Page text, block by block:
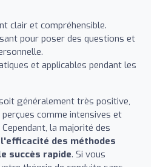
clair et compréhensible.
pour poser des questions et
et applicables pendant les
généralement très positive,
comme intensives et
la majorité des
l'efficacité des méthodes
succès rapide. Si vous